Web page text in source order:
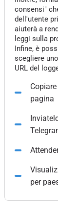
consensi"
dell'utente
aiuterà a
leggi sulla
Infine, è
scegliere
URL del
pagina
per